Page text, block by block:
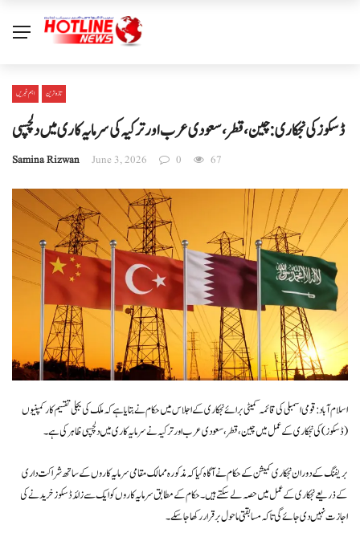
اہم خبریں تازہ ترین
ڈسکوز کی نجکاری: چین، قطر، سعودی عرب اور ترکیہ کی سرمایہ کاری میں دلچسپی
Samina Rizwan June 3, 2026 0 67
اسلام آباد: قومی اسمبلی کی قائمہ کمیٹی برائے نجکاری کے اجلاس میں حکام نے بتایا ہے کہ ملک کی بجلی تقسیم کار کمپنیوں
(ڈسکوز) کی نجکاری کے عمل میں چین، قطر، سعودی عرب اور ترکیہ نے سرمایہ کاری میں دلچسپی ظاہر کی ہے۔
بریفنگ کے دوران نجکاری کمیشن کے حکام نے آگاہ کیا کہ مذکورہ ممالک مقامی سرمایہ کاروں کے ساتھ شراکت داری
کے ذریعے نجکاری کے عمل میں حصہ لے سکتے ہیں۔ حکام کے مطابق سرمایہ کاروں کو ایک سے زائد ڈسکوز خریدنے کی
اجازت نہیں دی جائے گی تاکہ مسابقتی ماحول برقرار رکھا جا سکے۔